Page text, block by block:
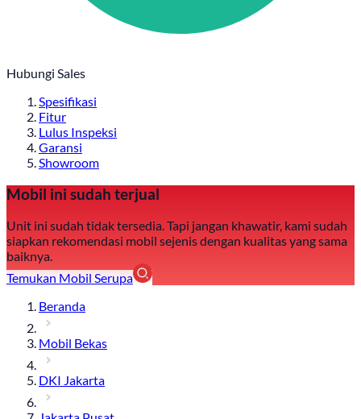
Hubungi Sales
Spesifikasi
Fitur
Lulus Inspeksi
Garansi
Showroom
Mobil ini sudah terjual
Unit ini sudah tidak tersedia. Tapi jangan khawatir, kami sudah
siapkan rekomendasi mobil sejenis dengan kualitas yang sama
baiknya.
Temukan Mobil Serupa
Beranda
Mobil Bekas
DKI Jakarta